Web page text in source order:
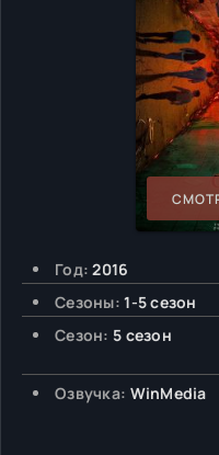
Год: 2016
Сезоны: 1-5 сезон
Сезон: 5 сезон
Озвучка: WinMedia